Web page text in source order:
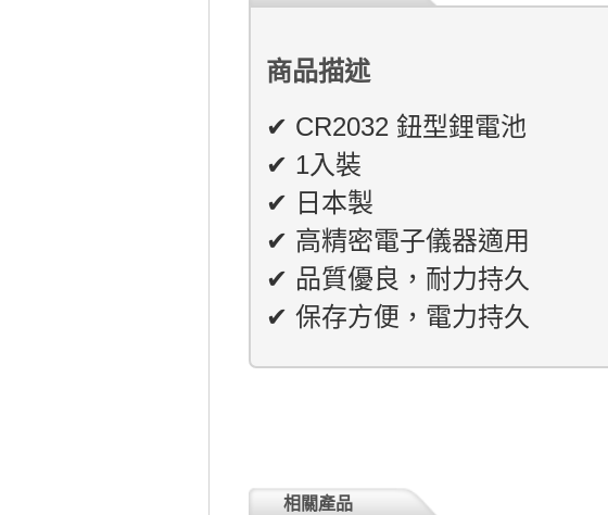
商品描述
✔ CR2032 鈕型鋰電池
✔ 1入裝
✔ 日本製
✔ 高精密電子儀器適用
✔ 品質優良，耐力持久
✔ 保存方便，電力持久
相關產品